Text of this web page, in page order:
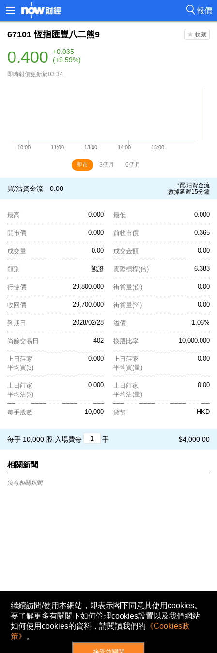
報價
67101 恆指匯豐八二熊9
0.400
+0.035
(+9.59%)
即時報價更新於03:34
即市 3個月 6個月
買/沽資金流 0.00 *買/沽資金流
數據延遲15分鐘
0.000
最高 0.000
最低
0.000
開市價 0.365
前收市價
0.00
成交量 0.00
成交金額
熊證
類別 6.383
實際槓桿(倍)
29,800.000
行使價 0.00
街貨量(份)
29,700.000
收回價 0.00
街貨量(%)
2028/02/28
到期日 -1.06%
溢價
402
尚餘交易日 10,000.000
換股比率
0.000
上日莊家
平均買($)
0.00
上日莊家
平均買(量)
0.000
上日莊家
平均沽($)
0.00
上日莊家
平均沽(量)
10,000
每手股數 HKD
貨幣
$4,000.00
每手 10,000 股 入場費每 手
相關新聞
沒有相關新聞
繼續訪問/使用本網站，即表示閣下同意其使用cookies。
要了解更多有關閣下如何管理cookies設置以及我們網站
如何使用cookies的資料，請閱讀我們的 《Cookies政
策》 。